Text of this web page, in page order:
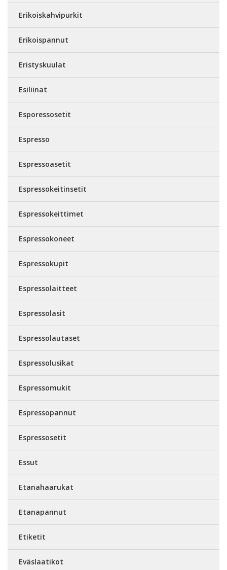
Erikoiskahvipurkit
Erikoispannut
Eristyskuulat
Esiliinat
Esporessosetit
Espresso
Espressoasetit
Espressokeitinsetit
Espressokeittimet
Espressokoneet
Espressokupit
Espressolaitteet
Espressolasit
Espressolautaset
Espressolusikat
Espressomukit
Espressopannut
Espressosetit
Essut
Etanahaarukat
Etanapannut
Etiketit
Eväslaatikot